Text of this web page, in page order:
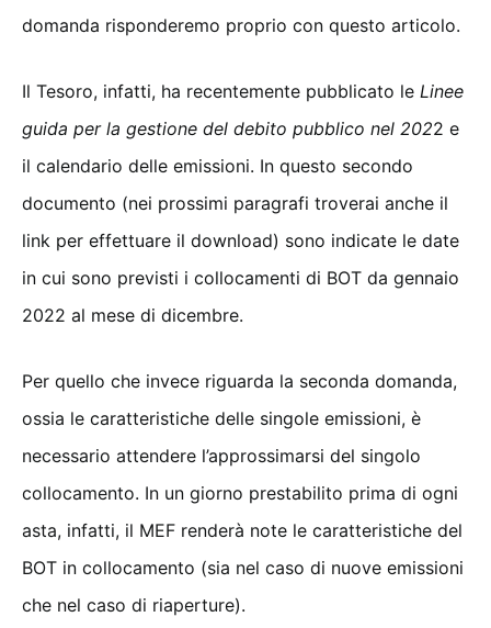
domanda risponderemo proprio con questo articolo.
Il Tesoro, infatti, ha recentemente pubblicato le Linee
guida per la gestione del debito pubblico nel 2022 e
il calendario delle emissioni. In questo secondo
documento (nei prossimi paragrafi troverai anche il
link per effettuare il download) sono indicate le date
in cui sono previsti i collocamenti di BOT da gennaio
2022 al mese di dicembre.
Per quello che invece riguarda la seconda domanda,
ossia le caratteristiche delle singole emissioni, è
necessario attendere l’approssimarsi del singolo
collocamento. In un giorno prestabilito prima di ogni
asta, infatti, il MEF renderà note le caratteristiche del
BOT in collocamento (sia nel caso di nuove emissioni
che nel caso di riaperture).